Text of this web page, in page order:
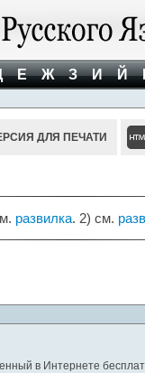
Е Ж З И Й
ДЛЯ ПЕЧАТИ
развилка. 2) см.
в Интернете